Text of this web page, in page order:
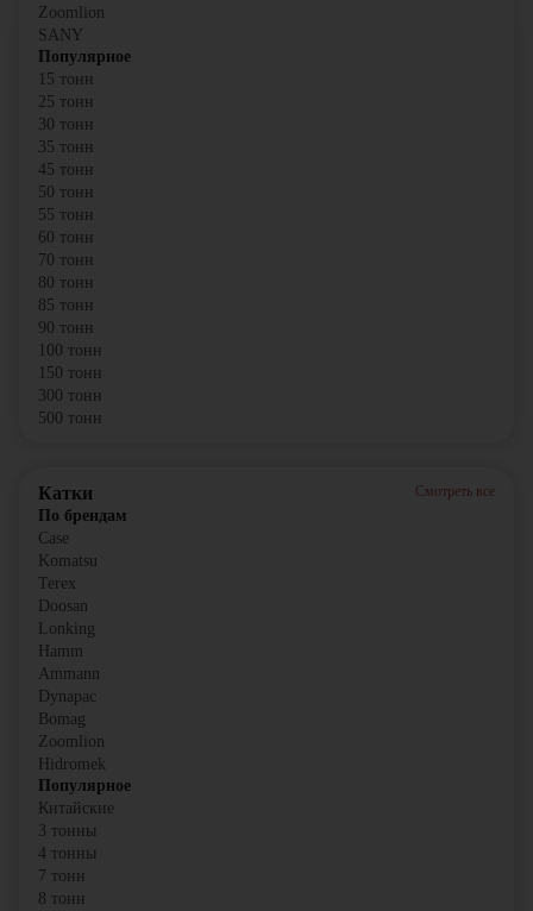
Zoomlion
SANY
Популярное
15 тонн
25 тонн
30 тонн
35 тонн
45 тонн
50 тонн
55 тонн
60 тонн
70 тонн
80 тонн
85 тонн
90 тонн
100 тонн
150 тонн
300 тонн
500 тонн
Катки Смотреть все
По брендам
Case
Komatsu
Terex
Doosan
Lonking
Hamm
Ammann
Dynapac
Bomag
Zoomlion
Hidromek
Популярное
Китайские
3 тонны
4 тонны
7 тонн
8 тонн